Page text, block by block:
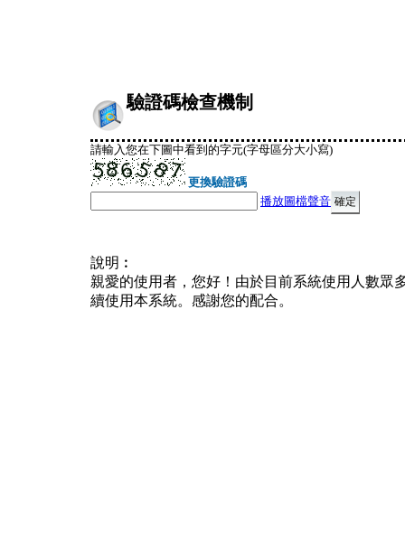
驗證碼檢查機制
請輸入您在下圖中看到的字元(字母區分大小寫)
更換驗證碼
播放圖檔聲音
說明︰
親愛的使用者，您好！由於目前系統使用人數眾
續使用本系統。感謝您的配合。